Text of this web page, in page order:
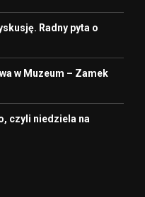
Radny pyta o
w Muzeum – Zamek
czyli niedziela na